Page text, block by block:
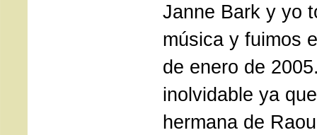
Janne Bark y yo
música y fuimos
de enero de
inolvidable ya
hermana de